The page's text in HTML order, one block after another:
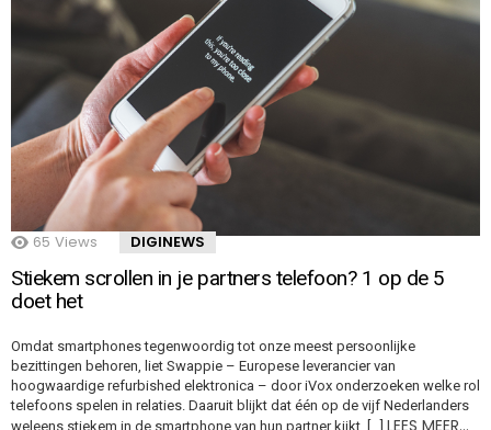
65 Views DIGINEWS
Stiekem scrollen in je partners telefoon? 1 op de 5
doet het
Omdat smartphones tegenwoordig tot onze meest persoonlijke
bezittingen behoren, liet Swappie – Europese leverancier van
hoogwaardige refurbished elektronica – door iVox onderzoeken welke rol
telefoons spelen in relaties. Daaruit blijkt dat één op de vijf Nederlanders
weleens stiekem in de smartphone van hun partner kijkt, […]